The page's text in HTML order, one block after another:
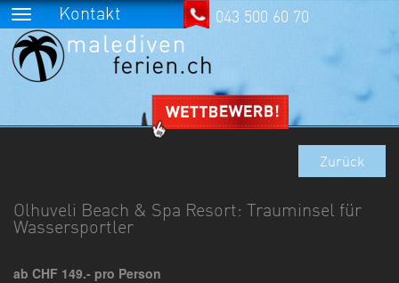
Kontakt 043 500 60 70
Zurück
Olhuveli Beach & Spa Resort: Trauminsel für
Wassersportler
ab CHF 149.- pro Person